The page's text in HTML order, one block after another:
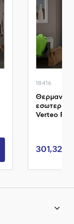
18416
Verteo
301,32€